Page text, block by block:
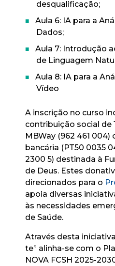
desqualificação;
Aula 6: IA para a
Dados;
Aula 7: Introdução
de Linguagem
Aula 8: IA para a
Vídeo
A inscrição no curso
contribuição social de
MBWay (962 461 004)
bancária (PT50 0035
2300 5) destinada à
de Deus. Estes
direcionados para o
apoia diversas
às necessidades
de Saúde.
Através desta
te” alinha-se com o
NOVA FCSH 2025-